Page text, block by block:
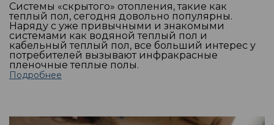
Системы «скрытого» отопления, такие как
теплый пол, сегодня довольно популярны.
Наряду с уже привычными и знакомыми
системами как водяной теплый пол и
кабельный теплый пол, все больший интерес у
потребителей вызывают инфракрасные
пленочные теплые полы.
Подробнее